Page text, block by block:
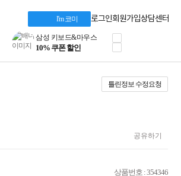
I'm 코미 로그인회원가입상담센터
로지텍
정품 캠페인
삼성 키보드&마우스
10% 쿠폰 할인
케이블메이트 3분기
틀린정보 수정요청
공유하기
상품번호 : 354346